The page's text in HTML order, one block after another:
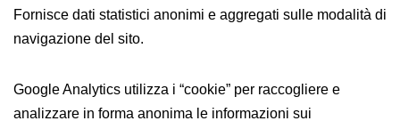
Fornisce dati statistici anonimi e aggregati sulle modalità di
navigazione del sito.
Google Analytics utilizza i “cookie” per raccogliere e
analizzare in forma anonima le informazioni sui